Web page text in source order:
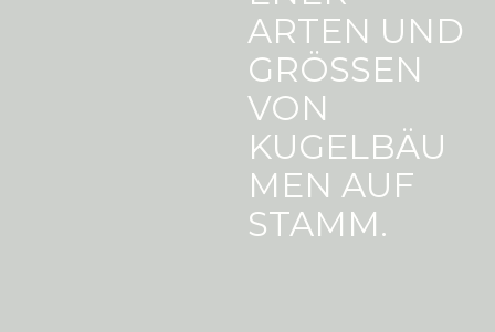
ARTEN UND
GRÖSSEN V
ON K
UGELBÄUM
EN AUF S
TAMM.